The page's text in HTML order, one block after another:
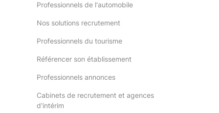
Professionnels de l'automobile
Nos solutions recrutement
Professionnels du tourisme
Référencer son établissement
Professionnels annonces
Cabinets de recrutement et agences
d'intérim